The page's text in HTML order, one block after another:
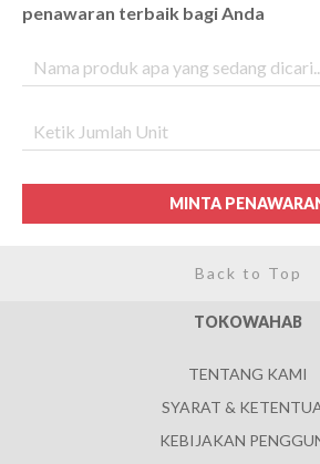
penawaran terbaik bagi Anda
MINTA
Back to Top
TOKOWAHAB
TENTANG KAMI
SYARAT &
KEBIJAKAN